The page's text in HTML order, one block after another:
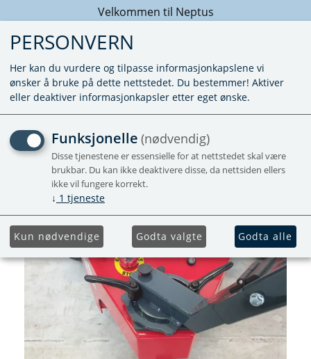
Velkommen til Neptus
JUSTERBAR ARM
Forhåndsbestill
PERSONVERN
Her kan du vurdere og tilpasse informasjonkapslene vi
ønsker å bruke på dette nettstedet. Du bestemmer! Aktiver
eller deaktiver informasjonkapsler etter eget ønske.
Funksjonelle (nødvendig)
Disse tjenestene er essensielle for at nettstedet skal være
brukbar. Du kan ikke deaktivere disse, da nettsiden ellers
ikke vil fungere korrekt.
↓ 1 tjeneste
Kun nødvendige Godta valgte Godta alle